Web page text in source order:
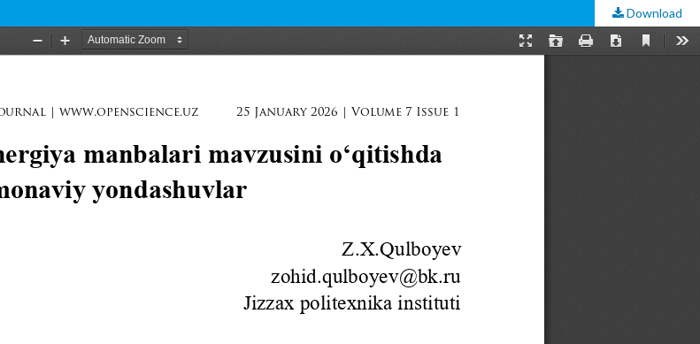
Download